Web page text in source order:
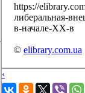
https://
либеральная-
в-начале-XX-в
© elibrary.com.ua
‹
›